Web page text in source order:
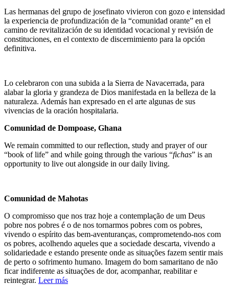
Las hermanas del grupo de josefinato vivieron con gozo e intensidad
la experiencia de profundización de la “comunidad orante” en el
camino de revitalización de su identidad vocacional y revisión de
constituciones, en el contexto de discernimiento para la opción
definitiva.
Lo celebraron con una subida a la Sierra de Navacerrada, para
alabar la gloria y grandeza de Dios manifestada en la belleza de la
naturaleza. Además han expresado en el arte algunas de sus
vivencias de la oración hospitalaria.
Comunidad de Dompoase, Ghana
We remain committed to our reflection, study and prayer of our
“book of life” and while going through the various “fichas” is an
opportunity to live out alongside in our daily living.
Comunidad de Mahotas
O compromisso que nos traz hoje a contemplação de um Deus
pobre nos pobres é o de nos tornarmos pobres com os pobres,
vivendo o espírito das bem-aventuranças, comprometendo-nos com
os pobres, acolhendo aqueles que a sociedade descarta, vivendo a
solidariedade e estando presente onde as situações fazem sentir mais
de perto o sofrimento humano. Imagem do bom samaritano de não
ficar indiferente as situações de dor, acompanhar, reabilitar e
reintegrar. Leer más